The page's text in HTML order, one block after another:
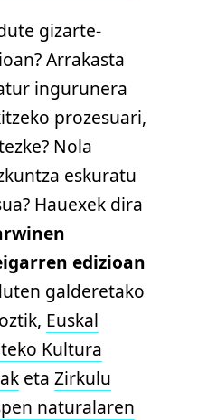
gizarte-
Arrakasta
ingurunera
prozesuari,
Nola
eskuratu
Hauexek dira
edizioan
galderetako
Euskal
Kultura
eta Zirkulu
naturalaren